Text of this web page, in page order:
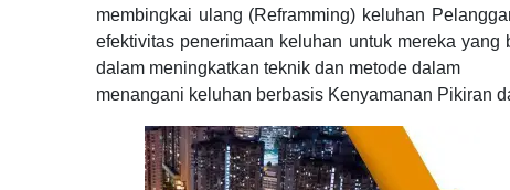
membingkai ulang (Reframming) keluhan
efektivitas penerimaan keluhan untuk mereka
dalam meningkatkan teknik dan metode dalam
menangani keluhan berbasis Kenyamanan Pikiran